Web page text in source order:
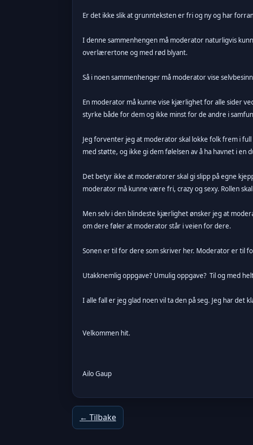
Er det ikke slik at grunnteksten er fri og ny og har
I denne sammenhengen må moderator naturligvis
overlærertone og med rød blyant.
Så i noen sammenhenger må moderator vise
En moderator må kunne vise kjærlighet for alle sider
styrke både for dem og ikke minst for de andre i
Jeg forventer jeg at moderator skal lokke folk frem i
med støtte, og ikke gi dem følelsen av å ha havnet i en
Det betyr ikke at moderatorer skal gi slipp på egne
moderator må kunne være fri, crazy og sexy. Rollen
Men selv i den blindeste kjærlighet ønsker jeg at
om dere føler at moderator står i veien for dere.
Sonen er til for dere som skriver her. Moderator er til
Utakknemlig oppgave? Umulig oppgave? Til og med
I alle fall er jeg glad noen vil ta den på seg. Jeg har det
Velkommen hit.
Ailo Gaup
← Tilbake